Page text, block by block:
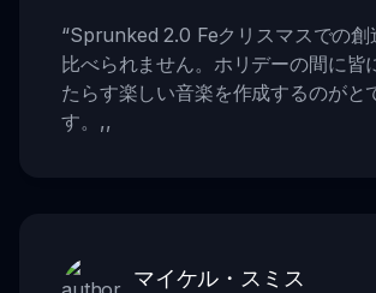
“Sprunked 2.0 Feクリスマスでの創
比べられません。ホリデーの間に皆
たらす楽しい音楽を作成するのがと
す。 ,,
マイケル・スミス